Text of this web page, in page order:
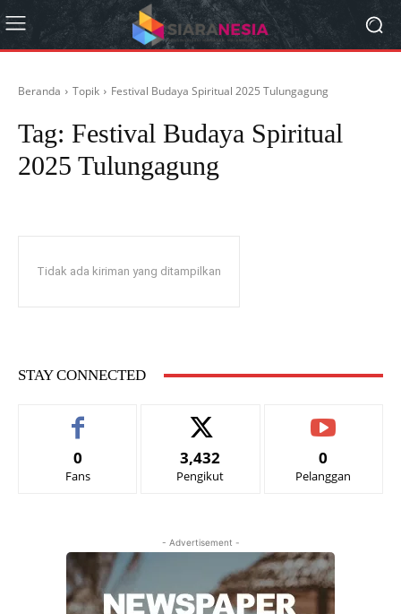
Beranda Topik Festival Budaya Spiritual 2025 Tulungagung
Tag: Festival Budaya Spiritual
2025 Tulungagung
Tidak ada kiriman yang ditampilkan
STAY CONNECTED
0
Fans
3,432
Pengikut
0
Pelanggan
- Advertisement -